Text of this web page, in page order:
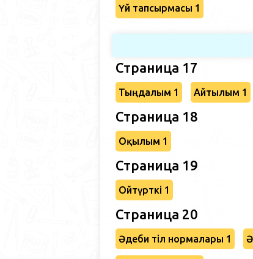
Үй тапсырмасы 1
Страница 17
Тыңдалым 1 Айтылым 1
Страница 18
Оқылым 1
Страница 19
Ойтүрткі 1
Страница 20
Әдеби тіл нормалары 1